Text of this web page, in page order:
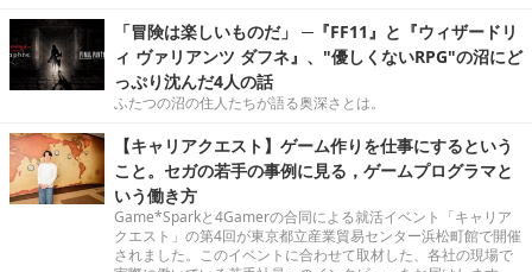
「冒険は楽しいものだ」 ─『FF11』と『ウィザードリ
ィ ヴァリアンツ ダフネ』、"優しくないRPG"の沼にど
っぷり沈んだ4人の話
ふたつの沼の住人たちが語る奥深さとは。
【キャリアクエスト】ゲーム作りを仕事にするという
こと。セガの若手の事例に見る，ゲームプログラマと
いう働き方
Game*Sparkと4Gamerの合同による就活イベント「キャリア
クエスト」の第4回が東京都立産業貿易センター浜松町館で開催
されました。このイベントに合わせて取材した、各社の現場で